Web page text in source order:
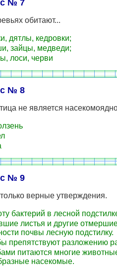
№ 7
обитают...
дятлы, кедровки;
зайцы, медведи;
лоси, черви
№ 8
не является
№ 9
верные утверждения.
бактерий в лесной
листья и другие
почвы лесную подстилку.
препятствуют разложению
питаются многие
насекомые.